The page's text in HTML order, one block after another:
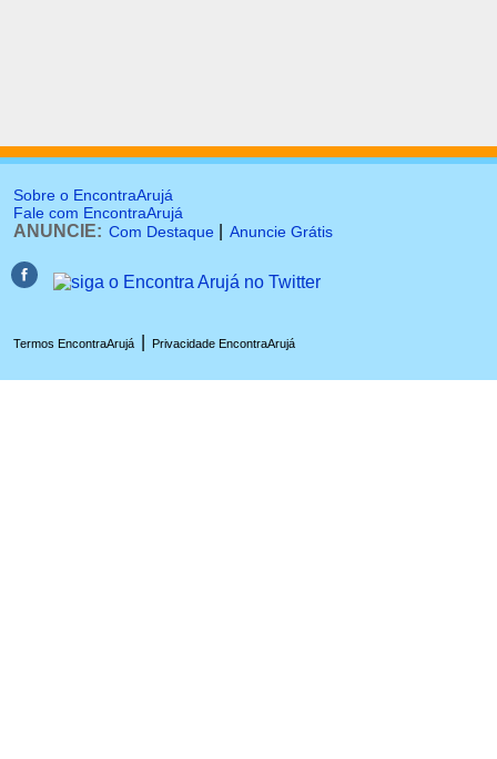
Sobre o EncontraArujá
Fale com EncontraArujá
ANUNCIE: Com Destaque Anuncie Grátis
Termos EncontraArujá Privacidade EncontraArujá